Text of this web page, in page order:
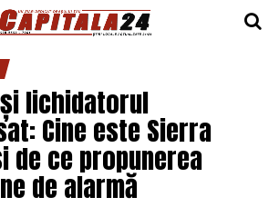
și lichidatorul
Cine este Sierra
de ce propunerea
de alarmă